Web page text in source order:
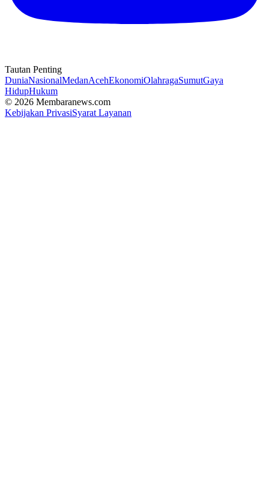
Tautan Penting
DuniaNasionalMedanAcehEkonomiOlahragaSumutGaya
HidupHukum
© 2026 Membaranews.com
Kebijakan PrivasiSyarat Layanan